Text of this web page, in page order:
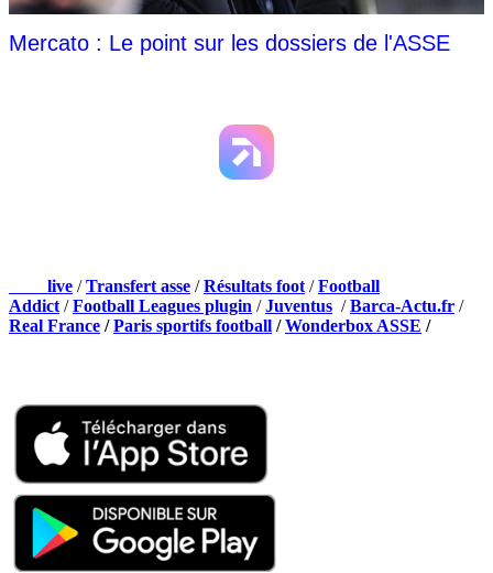
Mercato : Le point sur les dossiers de l'ASSE
live /Transfert asse /Résultats foot /Football
Addict /Football Leagues plugin /Juventus /Barca-Actu.fr /
Real France /Paris sportifs football /Wonderbox ASSE /